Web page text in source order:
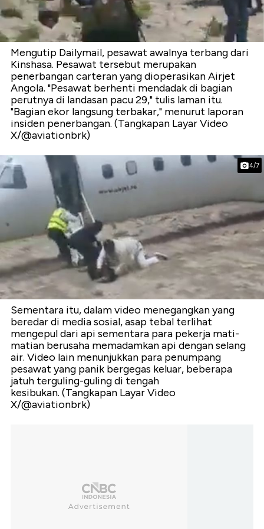
Mengutip Dailymail, pesawat awalnya terbang dari
Kinshasa. Pesawat tersebut merupakan
penerbangan carteran yang dioperasikan Airjet
Angola. "Pesawat berhenti mendadak di bagian
perutnya di landasan pacu 29," tulis laman itu.
"Bagian ekor langsung terbakar," menurut laporan
insiden penerbangan. (Tangkapan Layar Video
X/@aviationbrk)
4/7
Sementara itu, dalam video menegangkan yang
beredar di media sosial, asap tebal terlihat
mengepul dari api sementara para pekerja mati-
matian berusaha memadamkan api dengan selang
air. Video lain menunjukkan para penumpang
pesawat yang panik bergegas keluar, beberapa
jatuh terguling-guling di tengah
kesibukan. (Tangkapan Layar Video
X/@aviationbrk)